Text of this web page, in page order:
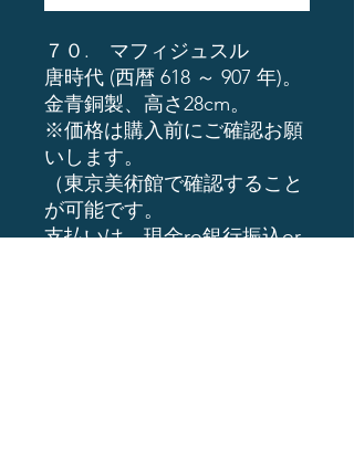
７０. マフィジュスル
唐時代 (西暦 618 ～ 907 年)。
金青銅製、高さ28cm。
※価格は購入前にご確認お願
いします。
（東京美術館で確認すること
が可能です。
支払いは、現金ro銀行振込or